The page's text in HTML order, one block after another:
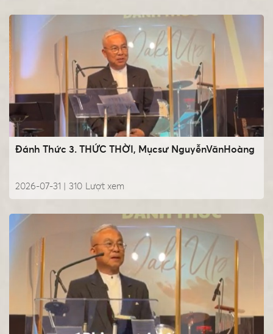
Đánh Thức 3. THỨC THỜI, Mụcsư NguyễnVănHoàng
2026-07-31 | Lượt xem
310